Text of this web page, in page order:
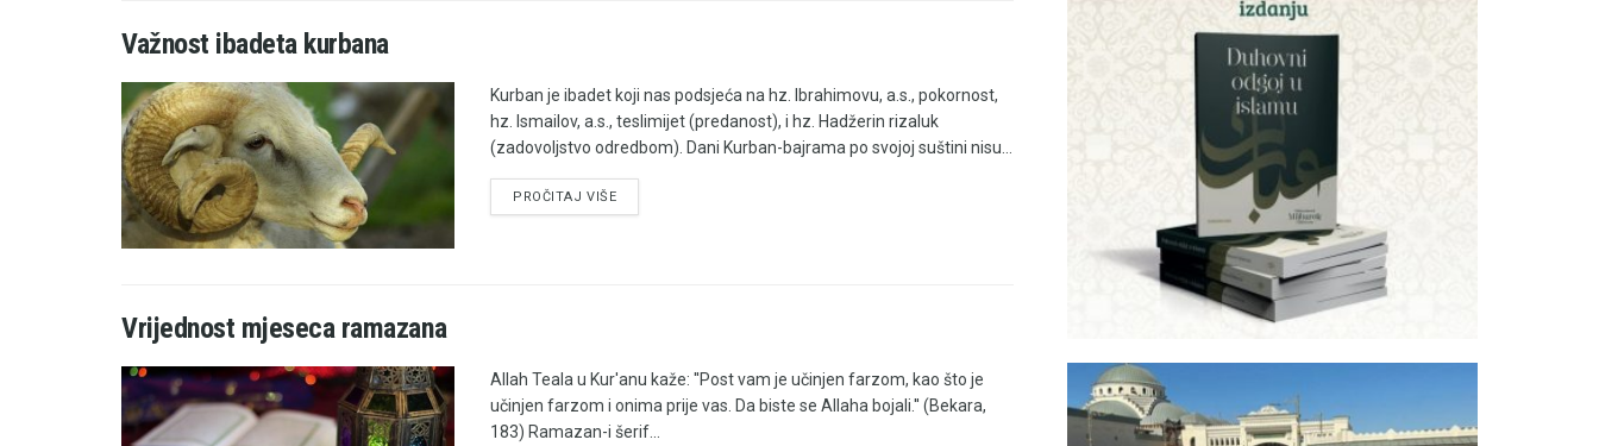
Važnost ibadeta kurbana
Kurban je ibadet koji nas podsjeća na hz. Ibrahimovu, a.s., pokornost,
hz. Ismailov, a.s., teslimijet (predanost), i hz. Hadžerin rizaluk
(zadovoljstvo odredbom). Dani Kurban-bajrama po svojoj suštini nisu...
PROČITAJ VIŠE
Vrijednost mjeseca ramazana
Allah Teala u Kur'anu kaže: ''Post vam je učinjen farzom, kao što je
učinjen farzom i onima prije vas. Da biste se Allaha bojali.'' (Bekara,
183) Ramazan-i šerif...